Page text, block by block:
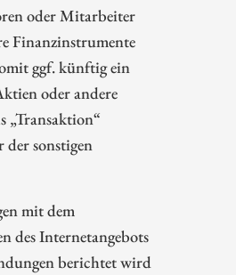
oder Mitarbeiter
Finanzinstrumente
ggf. künftig ein
oder andere
„Transaktion“
sonstigen
mit dem
des Internetangebots
berichtet wird